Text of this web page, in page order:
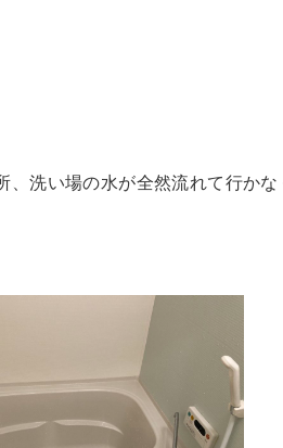
、洗い場の水が全然流れて行か